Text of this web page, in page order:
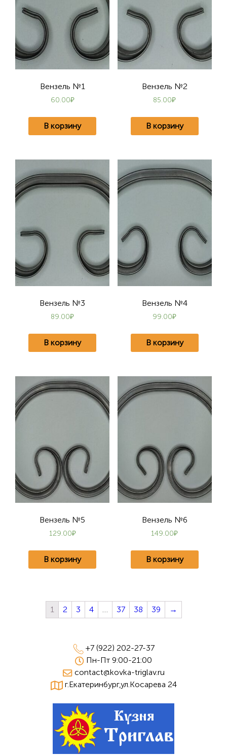
Вензель №1
60.00₽
В корзину
Вензель №2
85.00₽
В корзину
Вензель №3
89.00₽
В корзину
Вензель №4
99.00₽
В корзину
Вензель №5
129.00₽
В корзину
Вензель №6
149.00₽
В корзину
1 2 3 4 … 37 38 39 →
+7 (922) 202-27-37
Пн-Пт 9:00-21:00
contact@kovka-triglav.ru
г.Екатеринбург,ул.Косарева 24